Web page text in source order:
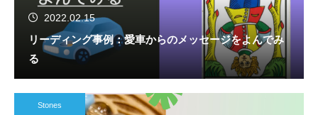
2022.02.15
リーディング事例：愛車からのメッセージをよんでみ
る
Stones